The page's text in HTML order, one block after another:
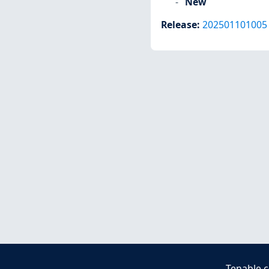
Release: 202501101005